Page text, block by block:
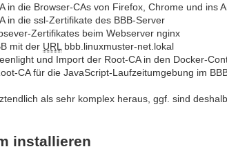
in die Browser-CAs von Firefox, Chrome und ins
in die ssl-Zertifikate des BBB-Server
Zertifikates beim Webserver nginx
mit der URL bbb.linuxmuster-net.lokal
und Import der Root-CA in den Docker-
CA für die JavaScript-Laufzeitumgebung im
als sehr komplex heraus, ggf. sind
installieren